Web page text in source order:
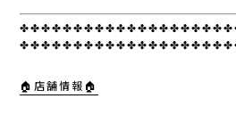
🏠店舗情報🏠